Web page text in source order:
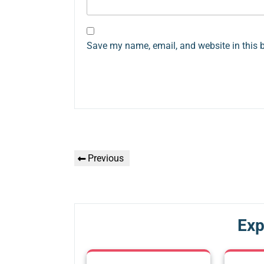
Save my name, email, and website in this
Գրառումների
Previous
Previous